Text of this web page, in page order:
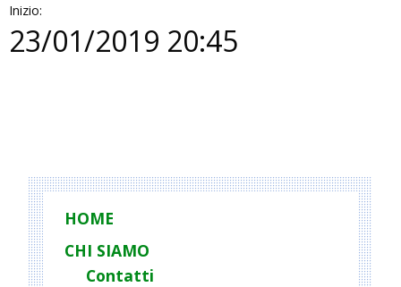
Inizio:
23/01/2019 20:45
HOME
CHI SIAMO
Contatti